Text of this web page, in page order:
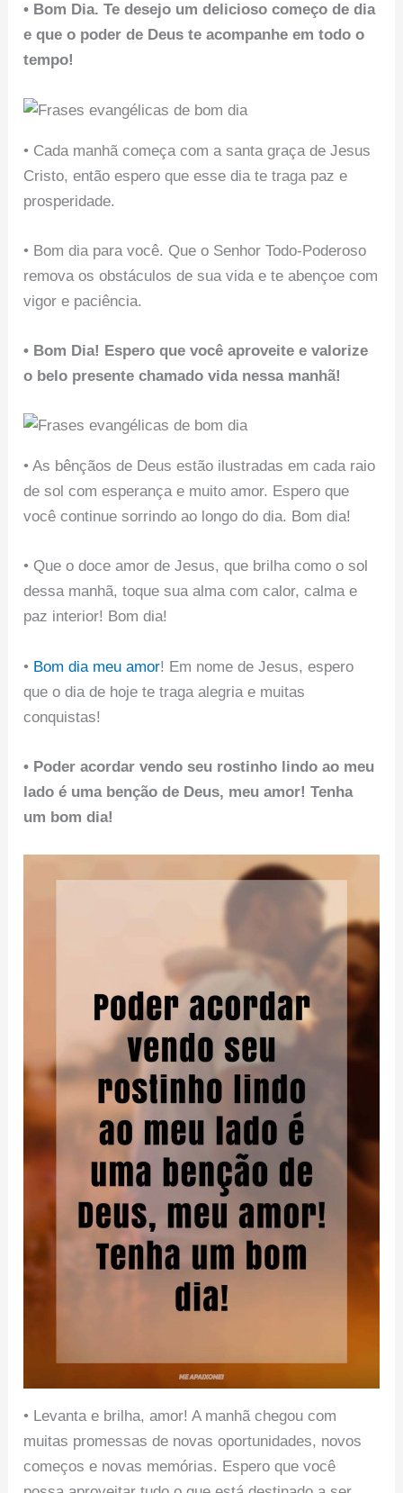
• Bom Dia. Te desejo um delicioso começo de dia
e que o poder de Deus te acompanhe em todo o
tempo!
• Cada manhã começa com a santa graça de Jesus
Cristo, então espero que esse dia te traga paz e
prosperidade.
• Bom dia para você. Que o Senhor Todo-Poderoso
remova os obstáculos de sua vida e te abençoe com
vigor e paciência.
• Bom Dia! Espero que você aproveite e valorize
o belo presente chamado vida nessa manhã!
• As bênçãos de Deus estão ilustradas em cada raio
de sol com esperança e muito amor. Espero que
você continue sorrindo ao longo do dia. Bom dia!
• Que o doce amor de Jesus, que brilha como o sol
dessa manhã, toque sua alma com calor, calma e
paz interior! Bom dia!
• Bom dia meu amor! Em nome de Jesus, espero
que o dia de hoje te traga alegria e muitas
conquistas!
• Poder acordar vendo seu rostinho lindo ao meu
lado é uma benção de Deus, meu amor! Tenha
um bom dia!
• Levanta e brilha, amor! A manhã chegou com
muitas promessas de novas oportunidades, novos
começos e novas memórias. Espero que você